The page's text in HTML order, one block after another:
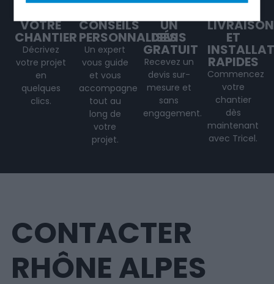
VOTRE
CHANTIER
Décrivez
votre projet
en
quelques
clics.
CONSEILS
PERSONNALISÉS
Un expert
vous guide
et vous
accompagne
tout au
long de
votre
projet.
UN
DEVIS
GRATUIT
Recevez un
devis sur-
mesure et
sans
engagement.
LIVRAISON
ET
RAPIDES
Commencez
votre
chantier
dès
maintenant
avec Tricel.
CONTACTER
RHÔNE ALPES